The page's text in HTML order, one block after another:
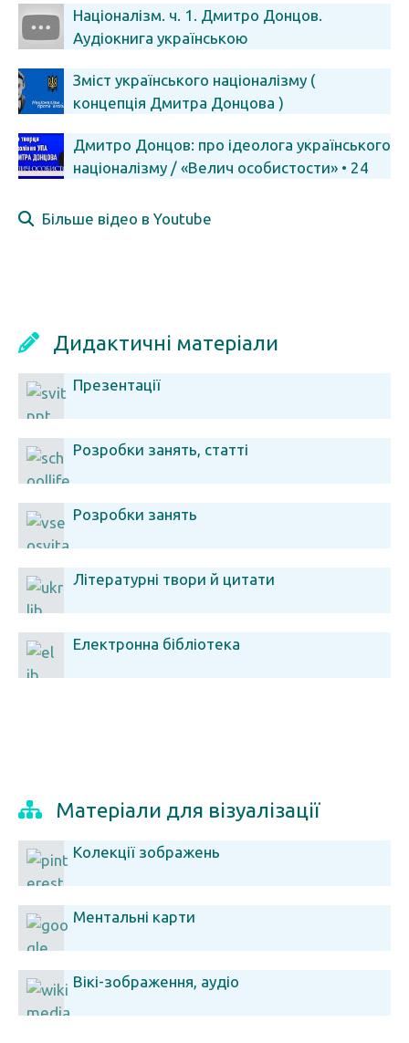
Націоналізм. ч. 1. Дмитро Донцов.
Аудіокнига українською
Зміст українського націоналізму (
концепція Дмитра Донцова )
Дмитро Донцов: про ідеолога українського
націоналізму / «Велич особистости» • 24
Більше відео в Youtube
Дидактичні матеріали
Презентації
Розробки занять, статті
Розробки занять
Літературні твори й цитати
Електронна бібліотека
Матеріали для візуалізації
Колекції зображень
Ментальні карти
Вікі-зображення, аудіо